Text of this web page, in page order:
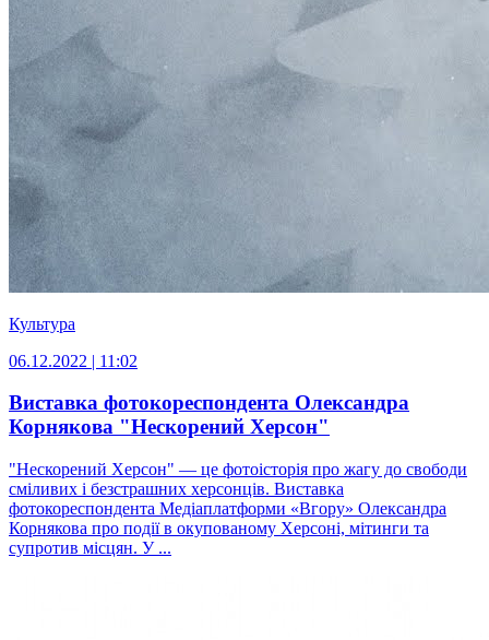
Культура
06.12.2022 | 11:02
Виставка фотокореспондента Олександра
Корнякова "Нескорений Херсон"
"Нескорений Херсон" — це фотоісторія про жагу до свободи
сміливих і безстрашних херсонців. Виставка
фотокореспондента Медіаплатформи «Вгору» Олександра
Корнякова про події в окупованому Херсоні, мітинги та
супротив місцян. У ...